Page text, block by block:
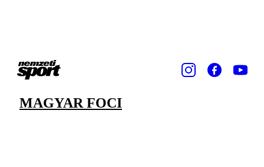
MAGYAR FOCI